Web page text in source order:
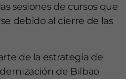
sesiones de cursos que
debido al cierre de las
de la estrategia de
de Bilbao